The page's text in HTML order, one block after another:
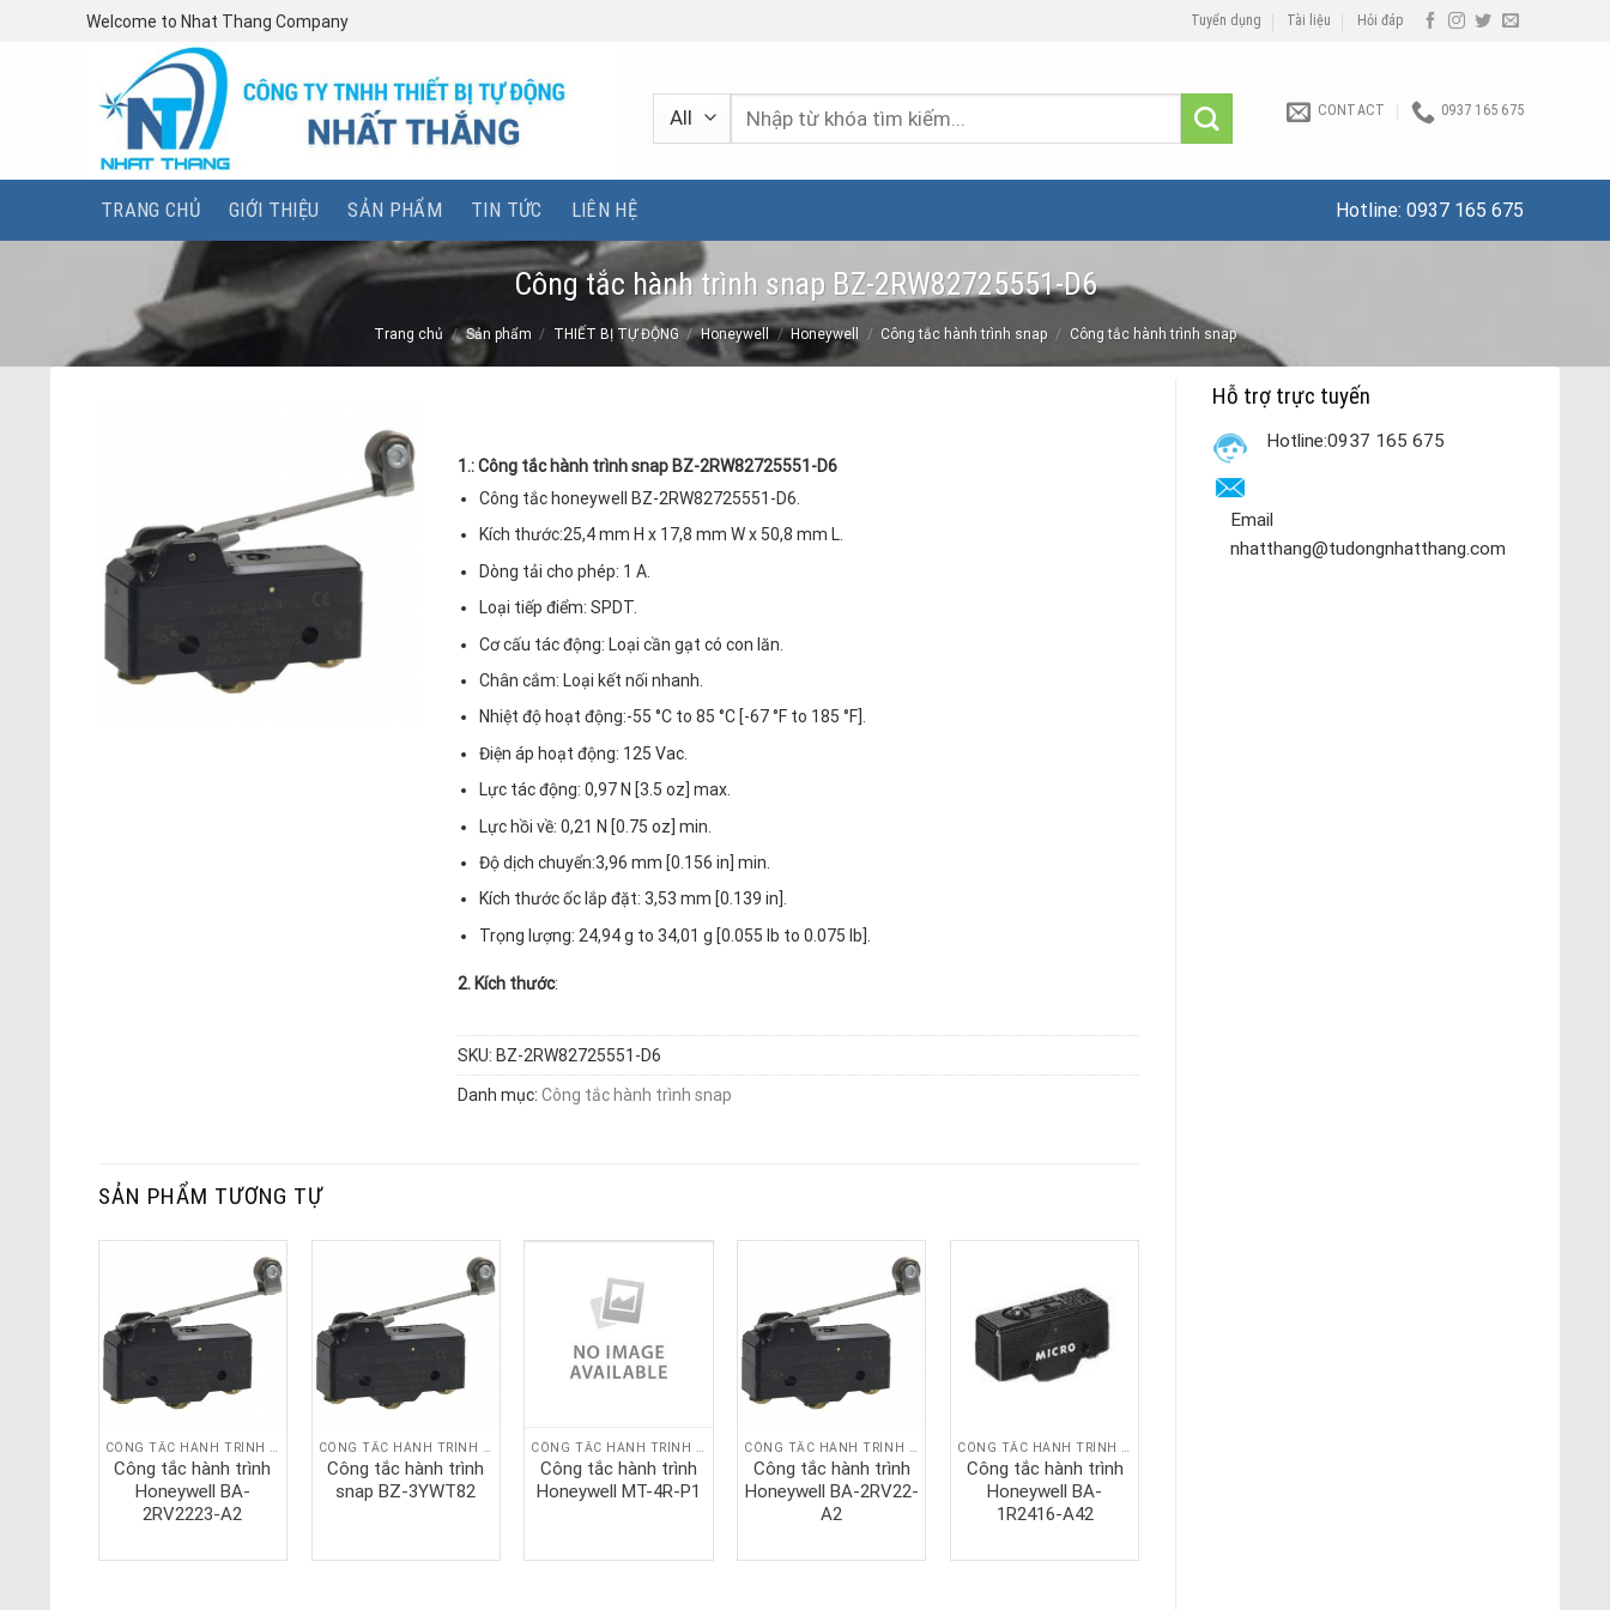
Welcome to Nhat Thang Company Tuyển dụng Tài liệu Hỏi đáp
Tìm
CONTACT 0937 165 675
TRANG CHỦ GIỚI THIỆU SẢN PHẨM TIN TỨC LIÊN HỆ Hotline: 0937 165 675
Công tắc hành trình snap BZ-2RW82725551-D6
Trang chủ / Sản phẩm / THIẾT BỊ TỰ ĐỘNG / Honeywell / Honeywell / Công tắc hành trình snap / Công tắc hành trình snap
Hỗ trợ trực tuyến
Hotline:0937 165 675
Email
nhatthang@tudongnhatthang.com
1.:Công tắc hành trình snap BZ-2RW82725551-D6
Công tắc honeywell BZ-2RW82725551-D6.
Kích thước:25,4 mm H x 17,8 mm W x 50,8 mm L.
Dòng tải cho phép: 1 A.
Loại tiếp điểm: SPDT.
Cơ cấu tác động: Loại cần gạt có con lăn.
Chân cắm: Loại kết nối nhanh.
Nhiệt độ hoạt động:-55 °C to 85 °C [-67 °F to 185 °F].
Điện áp hoạt động: 125 Vac.
Lực tác động: 0,97 N [3.5 oz] max.
Lực hồi về: 0,21 N [0.75 oz] min.
Độ dịch chuyển:3,96 mm [0.156 in] min.
Kích thước ốc lắp đặt: 3,53 mm [0.139 in].
Trọng lượng: 24,94 g to 34,01 g [0.055 lb to 0.075 lb].
2. Kích thước:
SKU: BZ-2RW82725551-D6
Danh mục: Công tắc hành trình snap
SẢN PHẨM TƯƠNG TỰ
CÔNG TẮC HÀNH TRÌNH SNAP
Công tắc hành trình
Honeywell BA-
2RV2223-A2
CÔNG TẮC HÀNH TRÌNH SNAP
Công tắc hành trình
snap BZ-3YWT82
CÔNG TẮC HÀNH TRÌNH SNAP
Công tắc hành trình
Honeywell MT-4R-P1
CÔNG TẮC HÀNH TRÌNH SNAP
Công tắc hành trình
Honeywell BA-2RV22-
A2
CÔNG TẮC HÀNH TRÌNH SNAP
Công tắc hành trình
Honeywell BA-
1R2416-A42